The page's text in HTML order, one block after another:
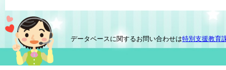
データベースに関するお問い合わせは特別支援教育